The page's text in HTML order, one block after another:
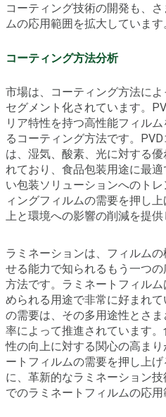
コーティング技術の開発も、
ムの応用範囲を拡大しています
コーティング方法分析
市場は、コーティング方法に
セグメント化されています。
リア特性を持つ高性能フィル
るコーティング方法です。
は、湿気、酸素、光に対する
れており、食品包装用途に最
い包装ソリューションへのト
ィングフィルムの需要を押し
上と環境への影響の削減を提供
ラミネーションは、フィルム
せる能力で知られるもう一つ
方法です。ラミネートフィル
められる用途で非常に好まれ
の需要は、その多用途性とさ
率によって推進されています
性の向上に対する関心の高ま
ートフィルムの需要を押し上
に、革新的なラミネーション
でのラミネートフィルムの応用